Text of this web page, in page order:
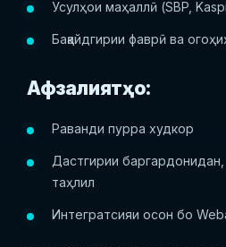
Усулҳои маҳаллӣ (SBP,
Бақайдгирии фаврӣ ва
Афзалиятҳо:
Раванди пурра худкор
Дастгирии баргардонидан,
таҳлил
Интегратсияи осон бо